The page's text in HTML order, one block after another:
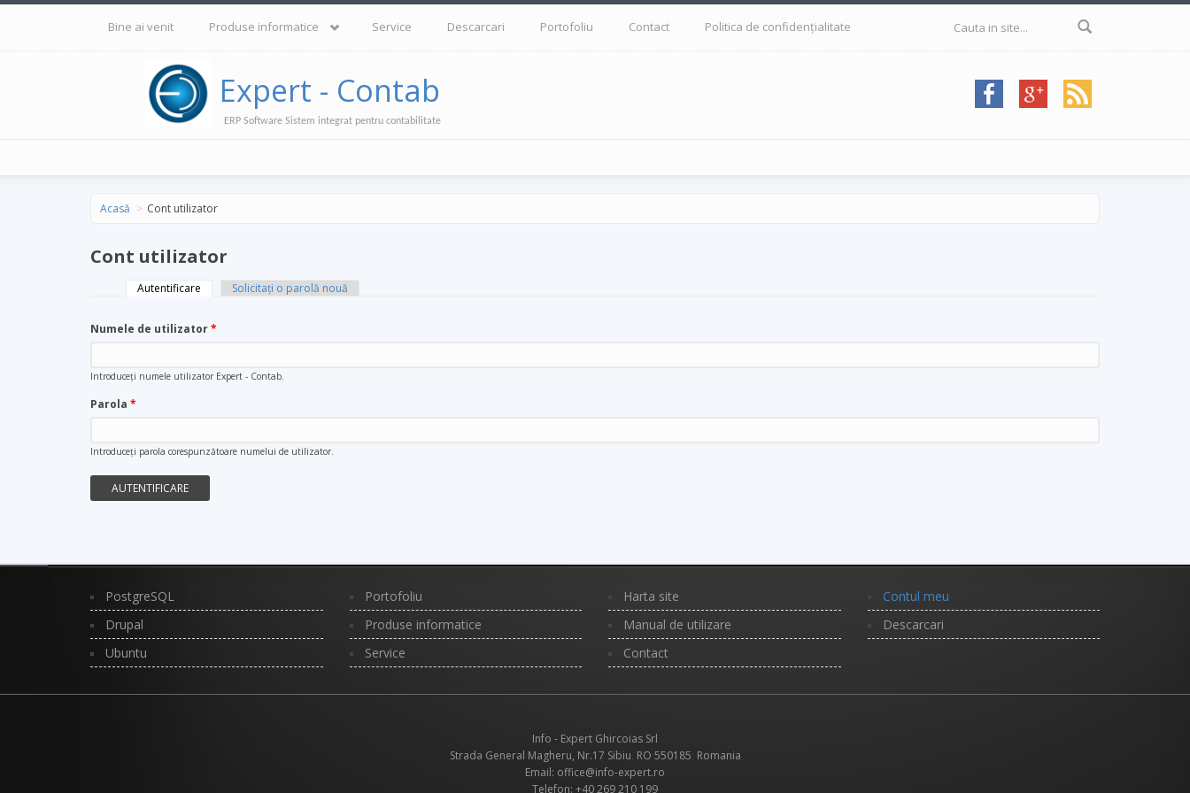
Mergi la conţinutul principal
Bine ai venit Produse informatice Service Descarcari Portofoliu Contact Politica de confidențialitate
Formular de
Expert - Contab
ERP Software Sistem integrat pentru contabilitate
Acasă Cont utilizator
Cont utilizator
Taburi primare
Autentificare (tab activ)Solicitaţi o parolă nouă
Numele de utilizator*
Introduceţi numele utilizator Expert - Contab.
Parola *
Introduceţi parola corespunzătoare numelui de utilizator.
PostgreSQL
Drupal
Ubuntu
Portofoliu
Produse informatice
Service
Harta site
Manual de utilizare
Contact
Contul meu
Descarcari
Info - Expert Ghircoias Srl
Strada General Magheru, Nr.17 Sibiu, RO 550185 Romania
Email: office@info-expert.ro
Telefon: +40 269 210 199